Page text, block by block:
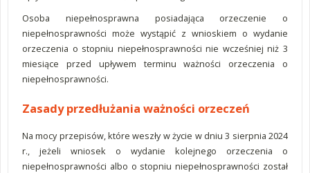
Osoba niepełnosprawna posiadająca orzeczenie o
niepełnosprawności może wystąpić z wnioskiem o wydanie
orzeczenia o stopniu niepełnosprawności nie wcześniej niż 3
miesiące przed upływem terminu ważności orzeczenia o
niepełnosprawności.
Zasady przedłużania ważności orzeczeń
Na mocy przepisów, które weszły w życie w dniu 3 sierpnia 2024
r., jeżeli wniosek o wydanie kolejnego orzeczenia o
niepełnosprawności albo o stopniu niepełnosprawności został